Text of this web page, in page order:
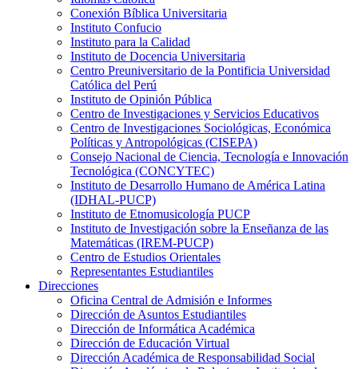
Conexión Bíblica Universitaria
Instituto Confucio
Instituto para la Calidad
Instituto de Docencia Universitaria
Centro Preuniversitario de la Pontificia Universidad
Católica del Perú
Instituto de Opinión Pública
Centro de Investigaciones y Servicios Educativos
Centro de Investigaciones Sociológicas, Económica
Políticas y Antropológicas (CISEPA)
Consejo Nacional de Ciencia, Tecnología e Innovación
Tecnológica (CONCYTEC)
Instituto de Desarrollo Humano de América Latina
(IDHAL-PUCP)
Instituto de Etnomusicología PUCP
Instituto de Investigación sobre la Enseñanza de las
Matemáticas (IREM-PUCP)
Centro de Estudios Orientales
Representantes Estudiantiles
Direcciones
Oficina Central de Admisión e Informes
Dirección de Asuntos Estudiantiles
Dirección de Informática Académica
Dirección de Educación Virtual
Dirección Académica de Responsabilidad Social